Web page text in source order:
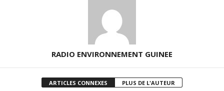
RADIO ENVIRONNEMENT GUINEE
ARTICLES CONNEXES PLUS DE L'AUTEUR